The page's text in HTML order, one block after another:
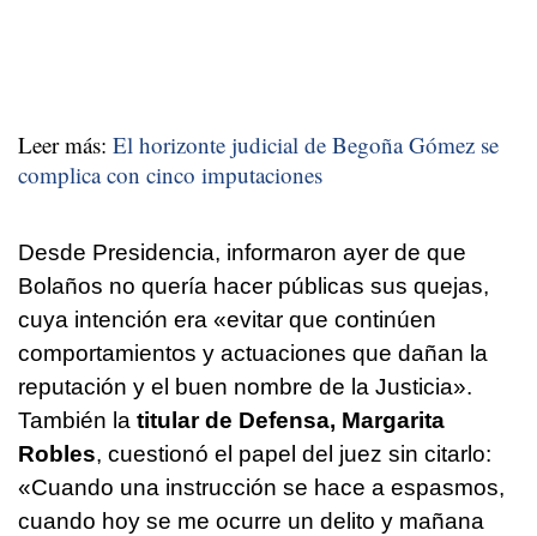
Leer más: El horizonte judicial de Begoña Gómez se
complica con cinco imputaciones
Desde Presidencia, informaron ayer de que
Bolaños no quería hacer públicas sus quejas,
cuya intención era «evitar que continúen
comportamientos y actuaciones que dañan la
reputación y el buen nombre de la Justicia».
También la titular de Defensa, Margarita
Robles, cuestionó el papel del juez sin citarlo:
«Cuando una instrucción se hace a espasmos,
cuando hoy se me ocurre un delito y mañana